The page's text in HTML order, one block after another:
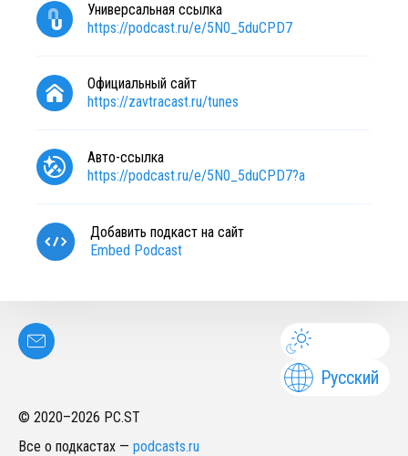
Универсальная ссылка
https://podcast.ru/e/5N0_5duCPD7
Официальный сайт
https://zavtracast.ru/tunes
Авто-ссылка
https://podcast.ru/e/5N0_5duCPD7?a
Добавить подкаст на сайт
Embed Podcast
Русский
© 2020–2026 PC.ST
Все о подкастах — podcasts.ru